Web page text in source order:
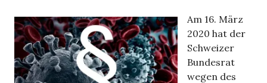
Am 16. März
2020 hat der
Schweizer
Bundesrat
wegen des